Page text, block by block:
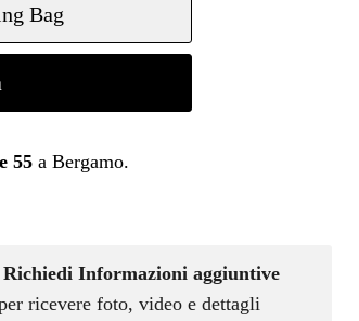
Bag
55 a Bergamo.
Informazioni aggiuntive
ricevere foto, video e dettagli